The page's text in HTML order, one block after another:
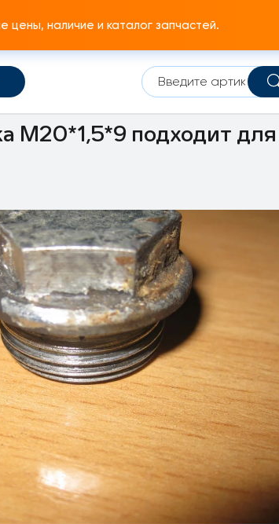
наличие и каталог запчастей.
забора воздуха Впускной коллектор
M20*1,5*9 подходит